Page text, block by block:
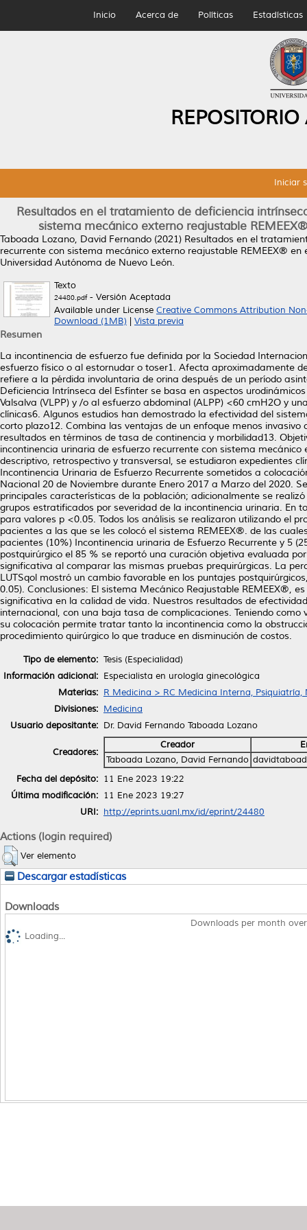
Inicio Acerca de Políticas Estadísticas
Iniciar
Resultados en el tratamiento de deficiencia
sistema mecánico externo reajustable
Taboada Lozano, David Fernando (2021) Resultados en el
recurrente con sistema mecánico externo reajustable REMEEX®
Universidad Autónoma de Nuevo León.
Texto
24480.pdf- Versión Aceptada
Available under License Creative Commons Attribution
Download (1MB)
Vista previa
Resumen
La incontinencia de esfuerzo fue definida por la Sociedad
esfuerzo físico o al estornudar o toser1. Afecta aproximadamente
refiere a la pérdida involuntaria de orina después de un período
Deficiencia Intrínseca del Esfínter se basa en aspectos
Valsalva (VLPP) y /o al esfuerzo abdominal (ALPP) <60 cmH2O y
clínicas6. Algunos estudios han demostrado la efectividad del
corto plazo12. Combina las ventajas de un enfoque menos
resultados en términos de tasa de continencia y morbilidad13.
incontinencia urinaria de esfuerzo recurrente con sistema
descriptivo, retrospectivo y transversal, se estudiaron expedientes
Incontinencia Urinaria de Esfuerzo Recurrente sometidos a
Nacional 20 de Noviembre durante Enero 2017 a Marzo del 2020.
principales características de la población; adicionalmente se
grupos estratificados por severidad de la incontinencia urinaria. En
para valores p <0.05. Todos los análisis se realizaron utilizando el
pacientes a las que se les colocó el sistema REMEEX®. de las
pacientes (10%) Incontinencia urinaria de Esfuerzo Recurrente y 5
postquirúrgico el 85 % se reportó una curación objetiva evaluada
significativa al comparar las mismas pruebas prequirúrgicas. La
LUTSqol mostró un cambio favorable en los puntajes
0.05). Conclusiones: El sistema Mecánico Reajustable REMEEX®,
significativa en la calidad de vida. Nuestros resultados de
internacional, con una baja tasa de complicaciones. Teniendo
su colocación permite tratar tanto la incontinencia como la
procedimiento quirúrgico lo que traduce en disminución de costos.
Tipo de elemento: Tesis (Especialidad)
Información adicional: Especialista en urología ginecológica
Materias: R Medicina > RC Medicina Interna, Psiquiatría,
Divisiones: Medicina
Usuario depositante: Dr. David Fernando Taboada Lozano
Creadores:
Creador
Taboada Lozano, David Fernando
Fecha del depósito: 11 Ene 2023 19:22
Última modificación: 11 Ene 2023 19:27
URI: http://eprints.uanl.mx/id/eprint/24480
Actions (login required)
Ver elemento
Descargar estadísticas
Downloads
Downloads per month
Loading...